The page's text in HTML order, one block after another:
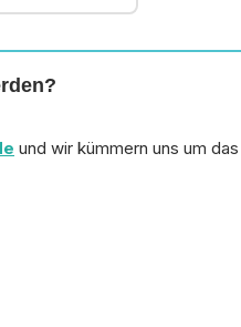
und wir kümmern uns um das